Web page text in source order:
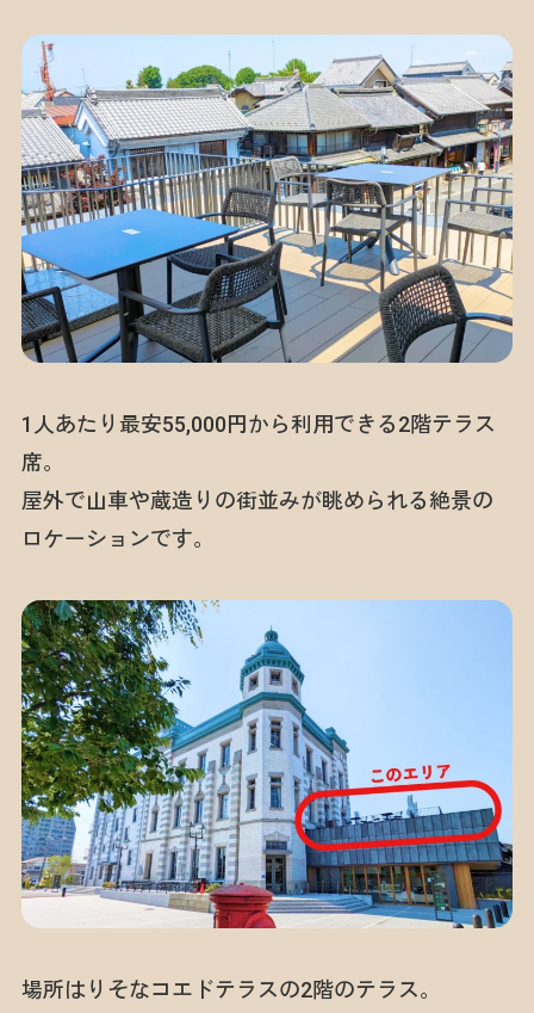
1人あたり最安55,000円から利用できる2階テラス
席。
屋外で山車や蔵造りの街並みが眺められる絶景の
ロケーションです。
場所はりそなコエドテラスの2階のテラス。